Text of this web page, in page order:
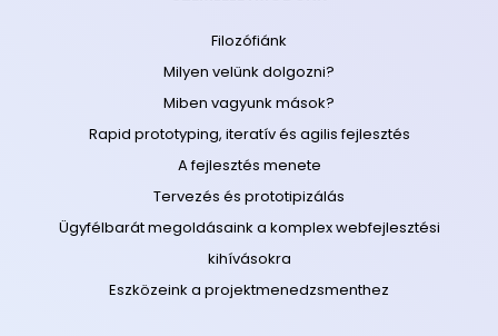
Filozófiánk
Milyen velünk dolgozni?
Miben vagyunk mások?
Rapid prototyping, iteratív és agilis fejlesztés
A fejlesztés menete
Tervezés és prototipizálás
Ügyfélbarát megoldásaink a komplex webfejlesztési
kihívásokra
Eszközeink a projektmenedzsmenthez